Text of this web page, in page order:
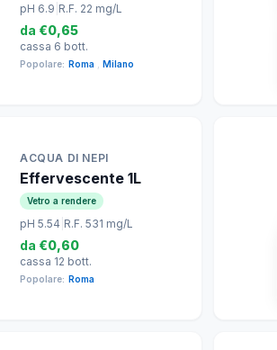
pH 6.9 R.F. 22 mg/L
da €0,65
cassa 6 bott.
Popolare: Roma Milano
ACQUA DI NEPI
Effervescente 1L
Vetro a rendere
pH 5.54 R.F. 531 mg/L
da €0,60
cassa 12 bott.
Popolare: Roma